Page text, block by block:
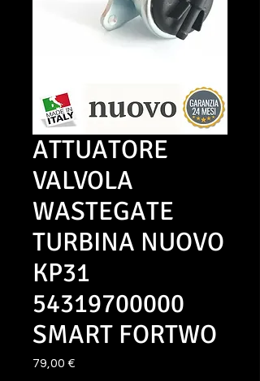
ATTUATORE
VALVOLA
WASTEGATE
TURBINA NUOVO
KP31
54319700000
SMART FORTWO
79,00 €